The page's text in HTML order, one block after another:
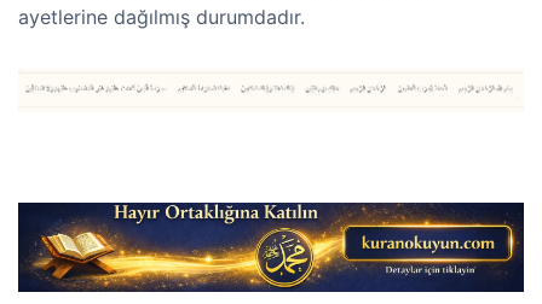
ayetlerine dağılmış durumdadır.